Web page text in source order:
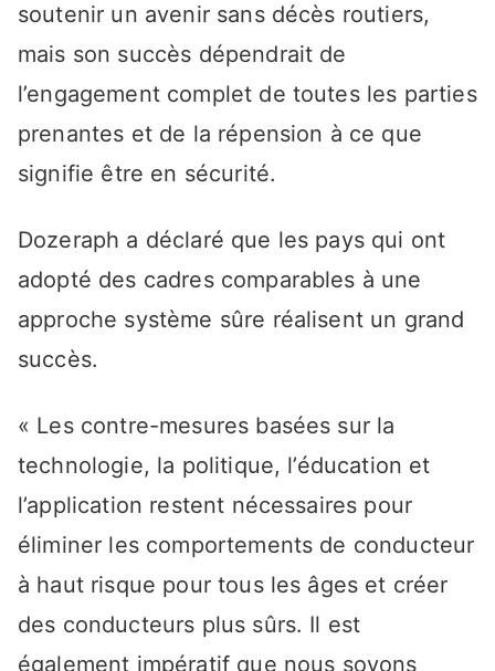
soutenir un avenir sans décès routiers,
mais son succès dépendrait de
l’engagement complet de toutes les parties
prenantes et de la répension à ce que
signifie être en sécurité.
Dozeraph a déclaré que les pays qui ont
adopté des cadres comparables à une
approche système sûre réalisent un grand
succès.
« Les contre-mesures basées sur la
technologie, la politique, l’éducation et
l’application restent nécessaires pour
éliminer les comportements de conducteur
à haut risque pour tous les âges et créer
des conducteurs plus sûrs. Il est
également impératif que nous soyons